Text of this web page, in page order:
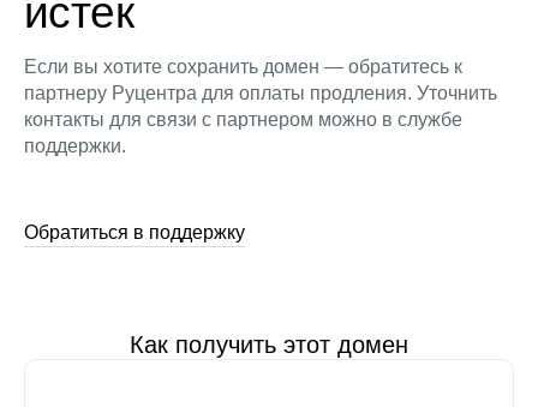
истек
Если вы хотите сохранить домен — обратитесь к
партнеру Руцентра для оплаты продления. Уточнить
контакты для связи с партнером можно в службе
поддержки.
Обратиться в поддержку
Как получить этот домен